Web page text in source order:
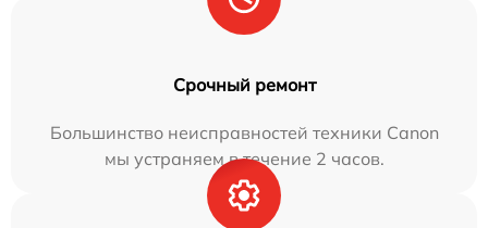
Срочный ремонт
Большинство неисправностей техники Canon
мы устраняем в течение 2 часов.